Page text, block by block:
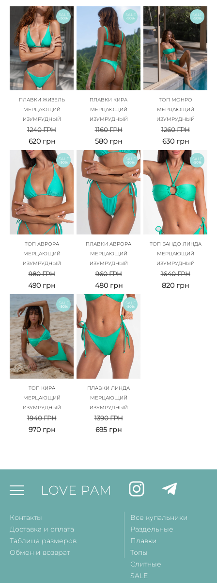
SALE
-50%
ПЛАВКИ ЖИЗЕЛЬ
МЕРЦАЮЩИЙ
ИЗУМРУДНЫЙ
1240ГРН
620 грн
SALE
-50%
ПЛАВКИ КИРА
МЕРЦАЮЩИЙ
ИЗУМРУДНЫЙ
1160ГРН
580 грн
SALE
-50%
ТОП МОНРО
МЕРЦАЮЩИЙ
ИЗУМРУДНЫЙ
1260ГРН
630 грн
SALE
-50%
ТОП АВРОРА
МЕРЦАЮЩИЙ
ИЗУМРУДНЫЙ
980ГРН
490 грн
SALE
-50%
ПЛАВКИ АВРОРА
МЕРЦАЮЩИЙ
ИЗУМРУДНЫЙ
960ГРН
480 грн
SALE
-50%
ТОП БАНДО ЛИНДА
МЕРЦАЮЩИЙ
ИЗУМРУДНЫЙ
1640ГРН
820 грн
SALE
-50%
ТОП КИРА
МЕРЦАЮЩИЙ
ИЗУМРУДНЫЙ
1940ГРН
970 грн
SALE
-50%
ПЛАВКИ ЛИНДА
МЕРЦАЮЩИЙ
ИЗУМРУДНЫЙ
1390ГРН
695 грн
LOVE PAM
Контакты
Доставка и оплата
Таблица размеров
Обмен и возврат
Все купальники
Раздельные
Плавки
Топы
Слитные
SALE